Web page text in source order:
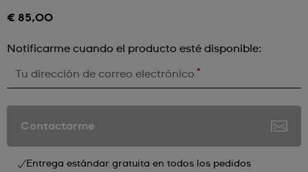
€ 85,00
Notificarme cuando el producto esté disponible:
Tu dirección de correo electrónico *
Contactarme
Entrega estándar gratuita en todos los pedidos